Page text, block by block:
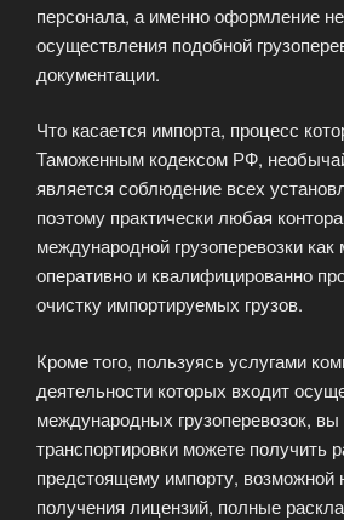
персонала, а именно оформление
осуществления подобной
документации.
Что касается импорта, процесс
Таможенным кодексом РФ,
является соблюдение всех
поэтому практически любая
международной грузоперевозки
оперативно и квалифицированно
очистку импортируемых грузов.
Кроме того, пользуясь услугами
деятельности которых входит
международных грузоперевозок,
транспортировки можете получить
предстоящему импорту, возможной
получения лицензий, полные